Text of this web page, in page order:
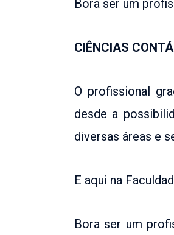
Bora ser um
CIÊNCIAS
O profissional
desde a
diversas áreas e
E aqui na
Bora ser um